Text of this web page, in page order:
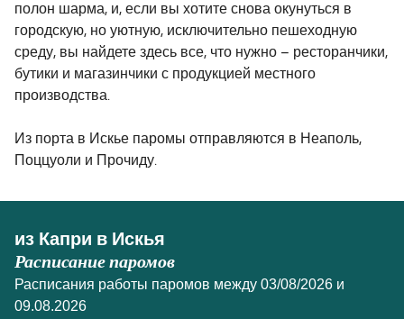
полон шарма, и, если вы хотите снова окунуться в
городскую, но уютную, исключительно пешеходную
среду, вы найдете здесь все, что нужно – ресторанчики,
бутики и магазинчики с продукцией местного
производства.
Из порта в Искье паромы отправляются в Неаполь,
Поццуоли и Прочиду.
из Капри в Искья
Расписание паромов
Расписания работы паромов между 03/08/2026 и
09.08.2026